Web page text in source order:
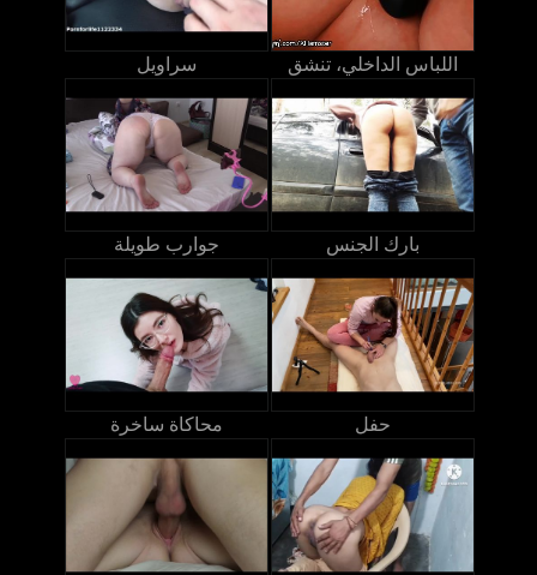
سراويل اللباس الداخلي، تنشق
جوارب طويلة بارك الجنس
محاكاة ساخرة حفل